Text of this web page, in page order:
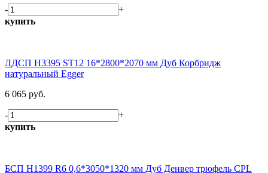
-
+
купить
ЛДСП H3395 ST12 16*2800*2070 мм Дуб Корбридж
натуральный Egger
6 065 руб.
-
+
купить
БСП H1399 R6 0,6*3050*1320 мм Дуб Денвер трюфель CPL